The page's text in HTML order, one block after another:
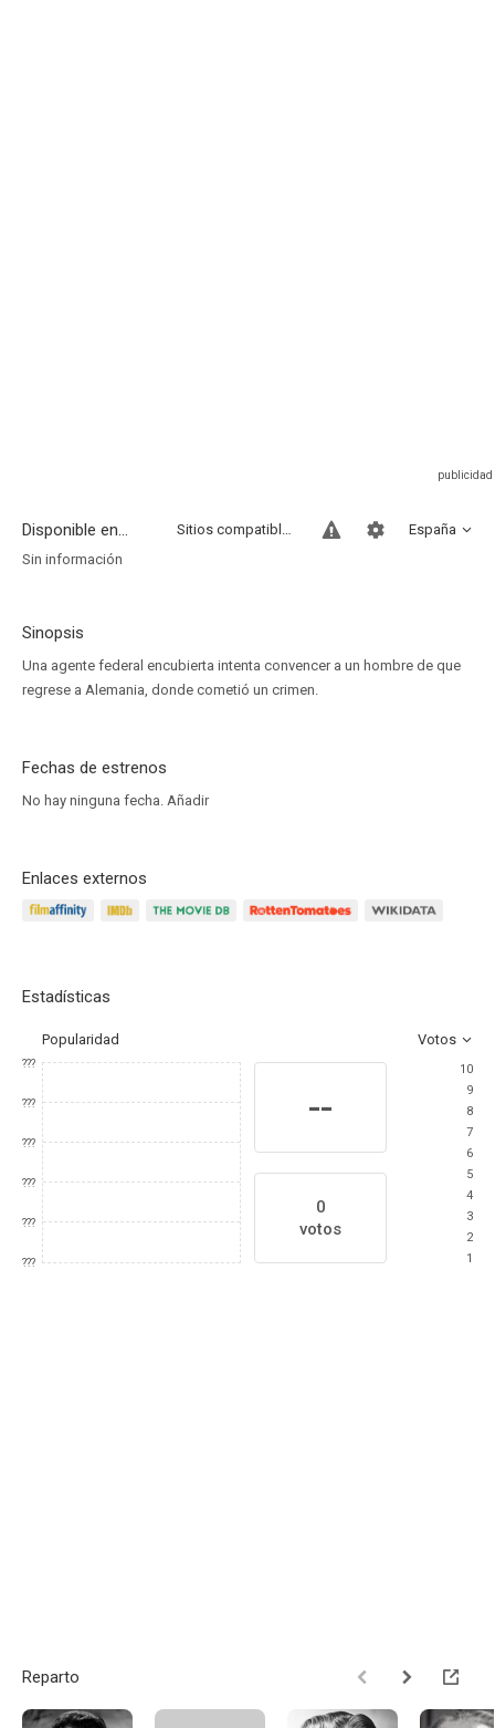
Disponible en... España
Sitios compatibles
Sin información
Sinopsis
Una agente federal encubierta intenta convencer a un hombre de que
regrese a Alemania, donde cometió un crimen.
Fechas de estrenos
No hay ninguna fecha. Añadir
Enlaces externos
Estadísticas
Popularidad Votos
???
???
???
???
???
???
--
0
votos
10
9
8
7
6
5
4
3
2
1
Reparto